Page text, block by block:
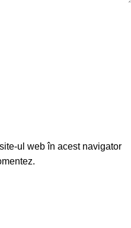
ul web în acest navigator